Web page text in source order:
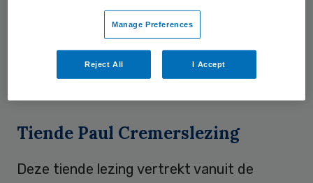
geplunderd te worden in naam van
concurrentie, efficiency en
zelfredzaamheid.” Kunneman geeft hiermee
Tiende Paul Cremerslezing
Deze tiende lezing vertrekt vanuit de
Manage Preferences
Reject All I Accept